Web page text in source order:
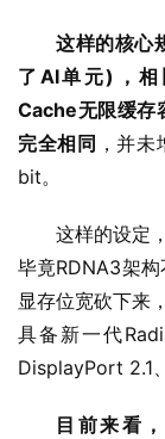
这样的核心
了AI单元)，相
Cache无限缓存
完全相同 ，并
bit。
这样的设定
毕竟RDNA3架
显存位宽砍下来
具备新一代
DisplayPort 2.1
目前来看